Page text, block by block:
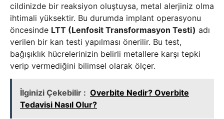
cildinizde bir reaksiyon oluştuysa, metal alerjiniz olma
ihtimali yüksektir. Bu durumda implant operasyonu
öncesinde LTT (Lenfosit Transformasyon Testi) adı
verilen bir kan testi yapılması önerilir. Bu test,
bağışıklık hücrelerinizin belirli metallere karşı tepki
verip vermediğini bilimsel olarak ölçer.
İlginizi Çekebilir : Overbite Nedir? Overbite
Tedavisi Nasıl Olur?